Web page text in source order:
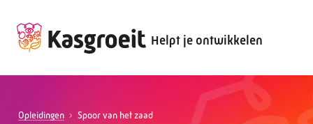
Helpt je ontwikkelen
Opleidingen Spoor van het zaad